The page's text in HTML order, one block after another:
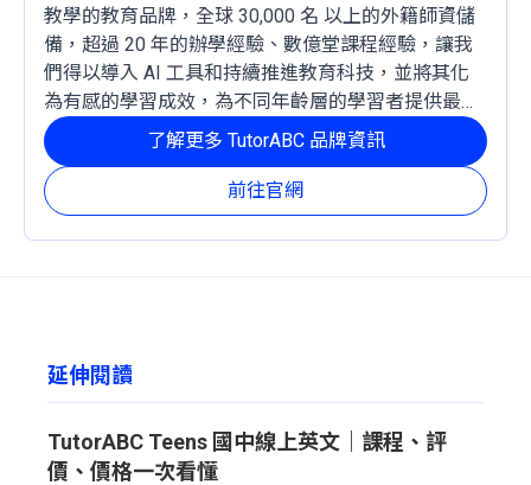
教學的教育品牌，全球 30,000 名 以上的外籍師資儲
備，超過 20 年的辦學經驗、數億堂課程經驗，讓我
們得以導入 AI 工具和持續推進教育科技，並將其化
為有感的學習成效，為不同年齡層的學習者提供最穩
定且有效的成長路徑。
前往官網
了解更多 TutorABC 品牌資訊
延伸閱讀
TutorABC Teens 國中線上英文｜課程、評
價、價格一次看懂